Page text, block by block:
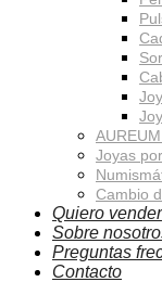
Joyas
Cambio
Quiero vender
Sobre
Preguntas
Contacto